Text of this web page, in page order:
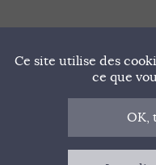
QUI
Ce site utilise des
ce que
OK,